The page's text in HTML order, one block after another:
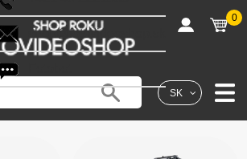
SK
shop@fotovideoshop.sk
0